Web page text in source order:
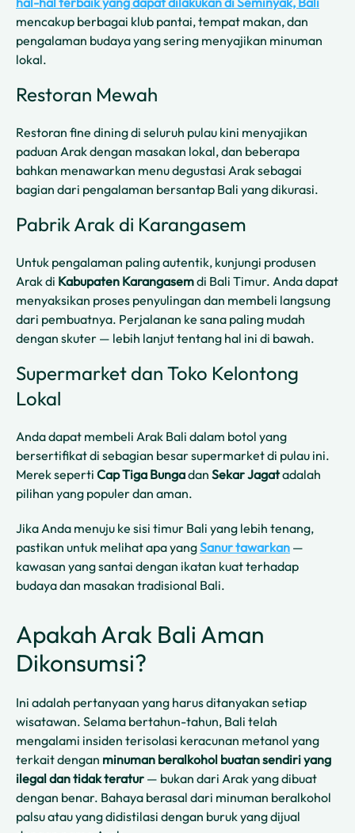
mencakup berbagai klub pantai, tempat makan, dan
pengalaman budaya yang sering menyajikan minuman
lokal.
Restoran Mewah
Restoran fine dining di seluruh pulau kini menyajikan
paduan Arak dengan masakan lokal, dan beberapa
bahkan menawarkan menu degustasi Arak sebagai
bagian dari pengalaman bersantap Bali yang dikurasi.
Pabrik Arak di Karangasem
Untuk pengalaman paling autentik, kunjungi produsen
Arak di Kabupaten Karangasemdi Bali Timur. Anda dapat
menyaksikan proses penyulingan dan membeli langsung
dari pembuatnya. Perjalanan ke sana paling mudah
dengan skuter — lebih lanjut tentang hal ini di bawah.
Supermarket dan Toko Kelontong
Lokal
Anda dapat membeli Arak Bali dalam botol yang
bersertifikat di sebagian besar supermarket di pulau ini.
Merek seperti Cap Tiga Bungadan Sekar Jagatadalah
pilihan yang populer dan aman.
Jika Anda menuju ke sisi timur Bali yang lebih tenang,
pastikan untuk melihat apa yangSanur tawarkan —
kawasan yang santai dengan ikatan kuat terhadap
budaya dan masakan tradisional Bali.
Apakah Arak Bali Aman
Dikonsumsi?
Ini adalah pertanyaan yang harus ditanyakan setiap
wisatawan. Selama bertahun-tahun, Bali telah
mengalami insiden terisolasi keracunan metanol yang
terkait dengan minuman beralkohol buatan sendiri yang
ilegal dan tidak teratur — bukan dari Arak yang dibuat
dengan benar. Bahaya berasal dari minuman beralkohol
palsu atau yang didistilasi dengan buruk yang dijual